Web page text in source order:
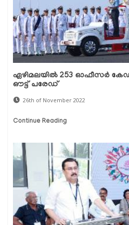
ഏഴിമലയിൽ 253 ഓഫീസർ
ഔട്ട് പരേഡ്
26th of November 2022
Continue Reading